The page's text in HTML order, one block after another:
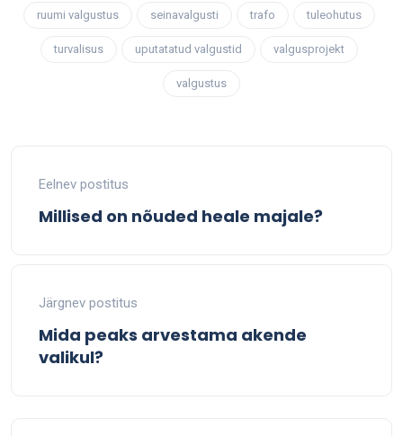
ruumi valgustus seinavalgusti trafo tuleohutus
turvalisus uputatatud valgustid valgusprojekt
valgustus
Eelnev postitus
Millised on nõuded heale majale?
Järgnev postitus
Mida peaks arvestama akende
valikul?